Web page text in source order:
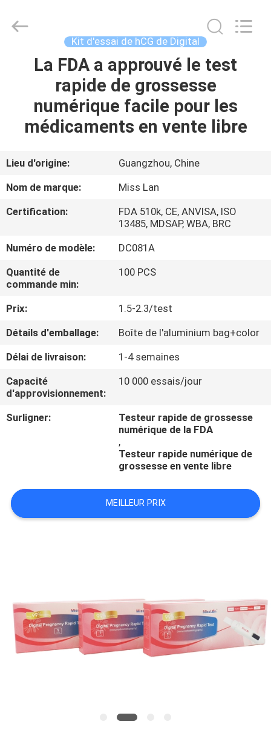
MAISON
PRODUITS
SUJET
DE
NOUS
VISITE
D'USINE
CONTRÔLE
QUALITÉ
CONTACTEZ-
NOUS
NOUVELLES
hCG
Kit d'essai de hCG de Digital
La FDA a approuvé le test
rapide de grossesse
numérique facile pour les
médicaments en vente libre
Lieu d'origine:
Guangzhou, Chine
Nom de marque:
Miss Lan
Certification:
FDA 510k, CE, ANVISA, ISO
13485, MDSAP, WBA, BRC
Numéro de modèle:
DC081A
Quantité de
commande min:
100 PCS
Prix:
1.5-2.3/test
Détails d'emballage:
Boîte de l'aluminium bag+color
Délai de livraison:
1-4 semaines
Capacité
d'approvisionnement:
10 000 essais/jour
Surligner:
Testeur rapide de grossesse
numérique de la FDA
,
Testeur rapide numérique de
grossesse en vente libre
MEILLEUR PRIX